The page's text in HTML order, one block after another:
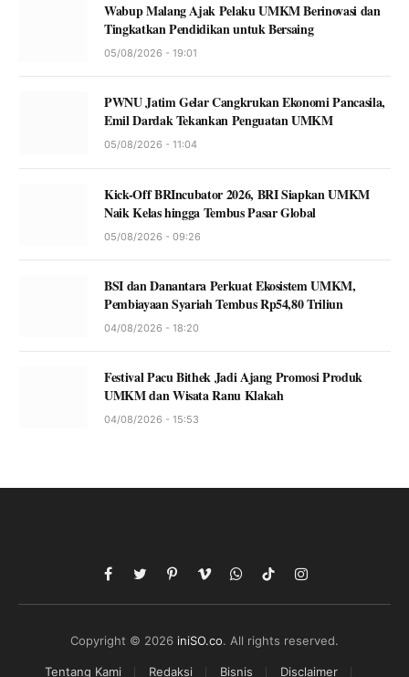
Wabup Malang Ajak Pelaku UMKM Berinovasi dan
Tingkatkan Pendidikan untuk Bersaing
05/08/2026 - 19:01
PWNU Jatim Gelar Cangkrukan Ekonomi Pancasila,
Emil Dardak Tekankan Penguatan UMKM
05/08/2026 - 11:04
Kick-Off BRIncubator 2026, BRI Siapkan UMKM
Naik Kelas hingga Tembus Pasar Global
05/08/2026 - 09:26
BSI dan Danantara Perkuat Ekosistem UMKM,
Pembiayaan Syariah Tembus Rp54,80 Triliun
04/08/2026 - 18:20
Festival Pacu Bithek Jadi Ajang Promosi Produk
UMKM dan Wisata Ranu Klakah
04/08/2026 - 15:53
Facebook
TwitterPinterestVimeoWhatsApp
TikTokInstagram
Copyright © 2026 iniSO.co. All rights reserved.
Tentang Kami Redaksi Bisnis Disclaimer